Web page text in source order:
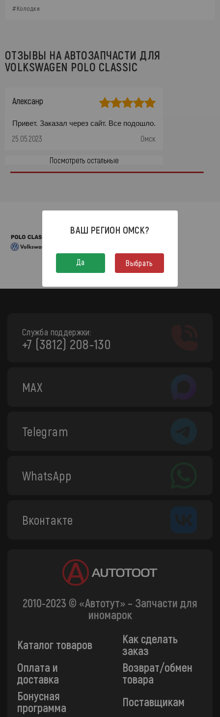
#Колодки
ОТЗЫВЫ НА АВТОЗАПЧАСТИ ДЛЯ
VOLKSWAGEN POLO CLASSIC
Алексанр
Привет. Заказал через сайт. Все подошло.
25.05.2023 Омск
Посмотреть остальные
Служба поддержки:
+7 (3812) 208-130
MAX
Telegram
WhatsApp
Вконтакте
2010-2023 © «Автотут» – Запчасти для
иномарок
Каталог товаров
Как сделать
заказ
Оплата и
доставка
Возврат/обмен
товара
Бонусная
программа
Поставщикам
ВАШ РЕГИОН ОМСК?
Да Выбрать